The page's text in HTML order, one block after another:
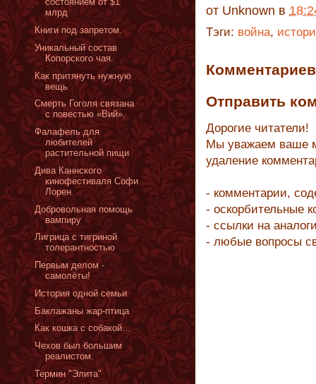
от Unknown в
Тэги: война,
Отправить
Дорогие читатели!
Мы уважаем ваше
удаление
- комментарии,
- оскорбительные
- ссылки на
- любые вопросы
млрд
Книги под запретом.
Уникальный состав
Копорского чая.
Как притянуть нужную
вещь
Смерть Гоголя связана
с повестью «Вий».
Фалафель для
любителей
растительной пищи
Дива Каннского
кинофестиваля Софи
Лорен
Добровольная помощь
вампиру
Лигрица с тигриной
толерантностью
Первым делом -
самолёты!
История одной семьи
Баклажаны жар-птица
Как кошка с собакой…
Чехов был большим
реалистом.
Термин "Элита"